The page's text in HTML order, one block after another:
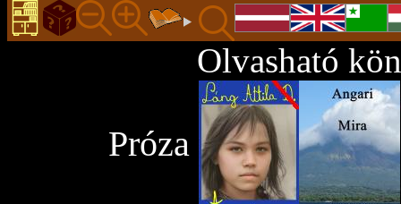
Olvasható
Próza